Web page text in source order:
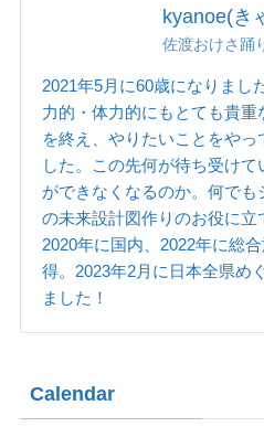
kyanoe(き
佐渡おけさ
2021年5月に60歳になりまし
力的・体力的にもとても貴重
を終え、やりたいことをやっ
した。この先何が待ち受け
ができなくなるのか。何でも
の未来設計図作りのお役に立
2020年に国内、2022年に総
得。2023年2月に日本全県め
ました！
Calendar